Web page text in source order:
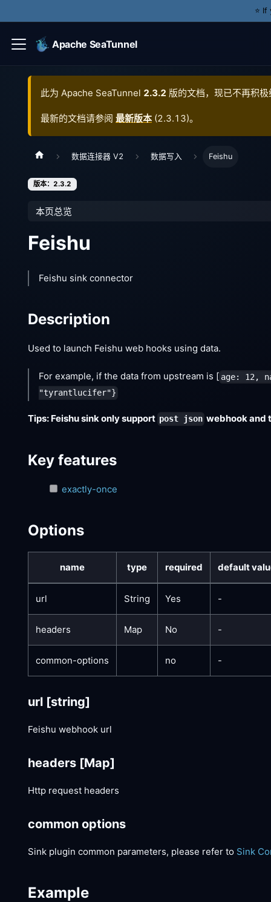
⭐️
Apache SeaTunnel
此为 Apache SeaTunnel 2.3.2 版的文档，现已不再积
最新的文档请参阅 最新版本 (2.3.13)。
数据连接器 V2 数据写入 Feishu
版本：2.3.2
本页总览
Feishu
Feishu sink connector
Description
Used to launch Feishu web hooks using data.
For example, if the data from upstream is [ age: 12,
"tyrantlucifer"}
Tips: Feishu sink only support post json webhook and
Key features
exactly-once
Options
name type required default
url String Yes -
headers Map No -
common-options no -
url [string]
Feishu webhook url
headers [Map]
Http request headers
common options
Sink plugin common parameters, please refer to Sink
Example